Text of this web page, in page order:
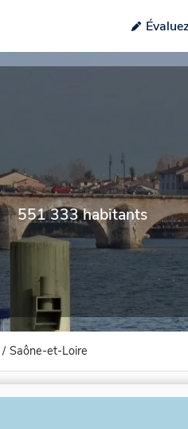
551 333 habitants
/ Saône-et-Loire